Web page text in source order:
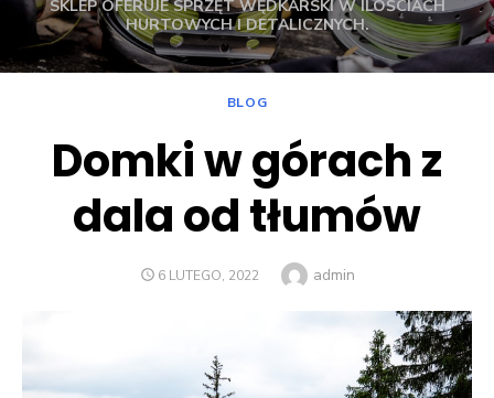
SKLEP OFERUJE SPRZĘT WĘDKARSKI W ILOŚCIACH
HURTOWYCH I DETALICZNYCH.
BLOG
Domki w górach z
dala od tłumów
POSTED
6 LUTEGO, 2022 Author
admin